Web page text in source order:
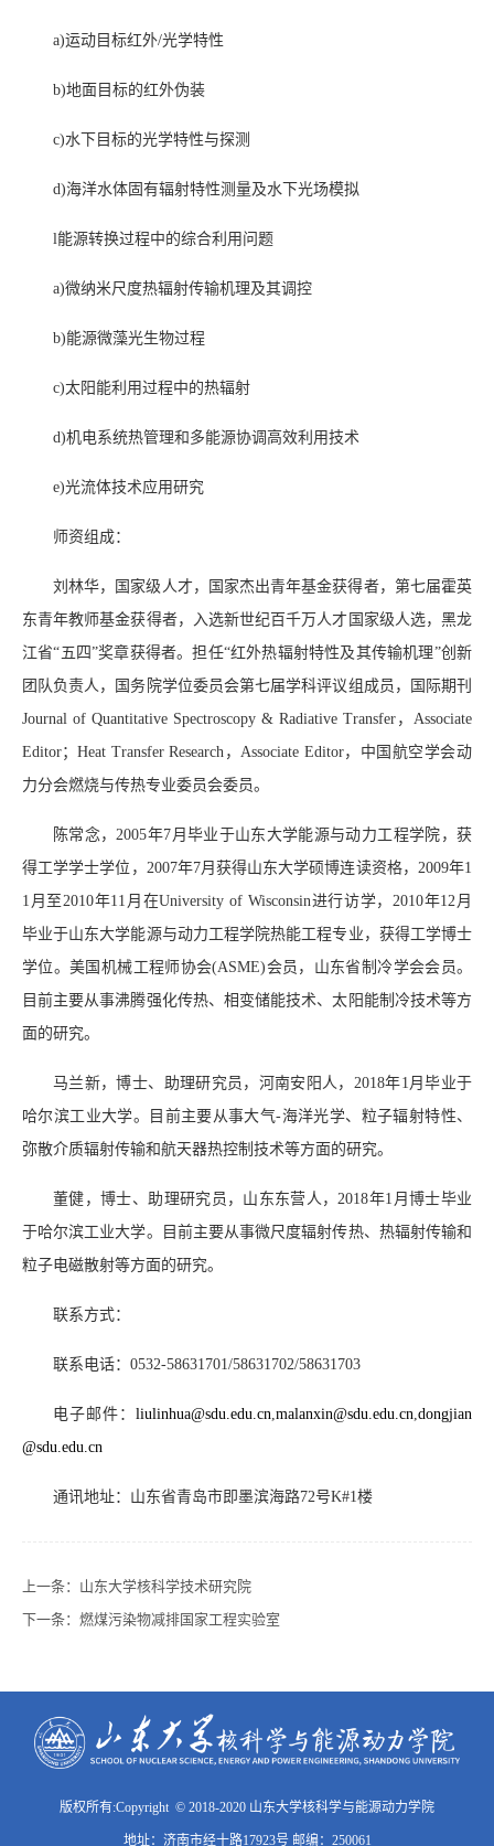
a)运动目标红外/光学特性
b)地面目标的红外伪装
c)水下目标的光学特性与探测
d)海洋水体固有辐射特性测量及水下光场模拟
l能源转换过程中的综合利用问题
a)微纳米尺度热辐射传输机理及其调控
b)能源微藻光生物过程
c)太阳能利用过程中的热辐射
d)机电系统热管理和多能源协调高效利用技术
e)光流体技术应用研究
师资组成：
刘林华，国家级人才，国家杰出青年基金获得者，第七届霍英
东青年教师基金获得者，入选新世纪百千万人才国家级人选，黑龙
江省“五四”奖章获得者。担任“红外热辐射特性及其传输机理”创新
团队负责人，国务院学位委员会第七届学科评议组成员，国际期刊
Journal of Quantitative Spectroscopy & Radiative Transfer，Associate
Editor；Heat Transfer Research，Associate Editor，中国航空学会动
力分会燃烧与传热专业委员会委员。
陈常念，2005年7月毕业于山东大学能源与动力工程学院，获
得工学学士学位，2007年7月获得山东大学硕博连读资格，2009年1
1月至2010年11月在University of Wisconsin进行访学，2010年12月
毕业于山东大学能源与动力工程学院热能工程专业，获得工学博士
学位。美国机械工程师协会(ASME)会员，山东省制冷学会会员。
目前主要从事沸腾强化传热、相变储能技术、太阳能制冷技术等方
面的研究。
马兰新，博士、助理研究员，河南安阳人，2018年1月毕业于
哈尔滨工业大学。目前主要从事大气-海洋光学、粒子辐射特性、
弥散介质辐射传输和航天器热控制技术等方面的研究。
董健，博士、助理研究员，山东东营人，2018年1月博士毕业
于哈尔滨工业大学。目前主要从事微尺度辐射传热、热辐射传输和
粒子电磁散射等方面的研究。
联系方式：
联系电话：0532-58631701/58631702/58631703
电子邮件： liulinhua@sdu.edu.cn malanxin@sdu.edu.cn dongjian
@sdu.edu.cn
通讯地址：山东省青岛市即墨滨海路72号K#1楼
上一条： 山东大学核科学技术研究院
下一条： 燃煤污染物减排国家工程实验室
版权所有:Copyright © 2018-2020 山东大学核科学与能源动力学院
地址：济南市经十路17923号 邮编：250061